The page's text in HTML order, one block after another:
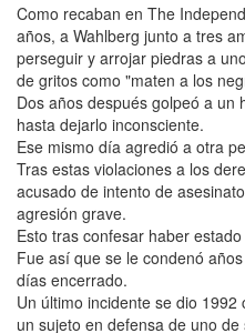
Como recaban en The
años, a Wahlberg junto a tres
perseguir y arrojar piedras a
de gritos como "maten a los
Dos años después golpeó a un
hasta dejarlo inconsciente.
Ese mismo día agredió a otra
Tras estas violaciones a los
acusado de intento de
agresión grave.
Esto tras confesar haber
Fue así que se le condenó
días encerrado.
Un último incidente se dio
un sujeto en defensa de uno de